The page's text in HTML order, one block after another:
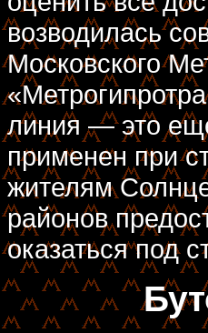
возводилась
Московского
линия — это
применен при
жителям
районов
оказаться под